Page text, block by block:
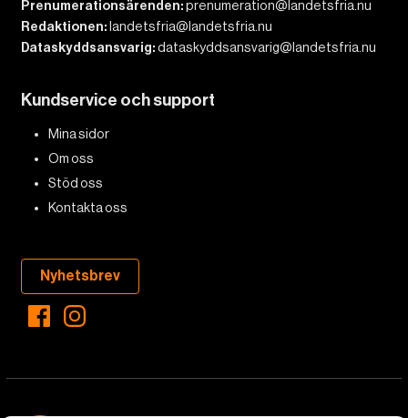
Prenumerationsärenden:prenumeration@landetsfria.nu
Redaktionen:landetsfria@landetsfria.nu
Dataskyddsansvarig:dataskyddsansvarig@landetsfria.nu
Kundservice och support
Mina sidor
Om oss
Stöd oss
Kontakta oss
Nyhetsbrev